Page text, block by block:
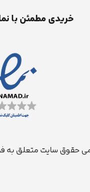
خریدی مطمئن با
حقوق سایت متعلق به